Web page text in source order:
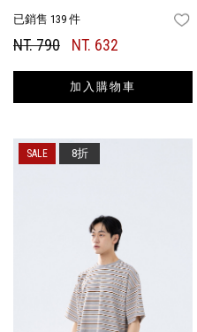
已銷售 139 件
NT. 790 NT. 632
加入購物車
8折